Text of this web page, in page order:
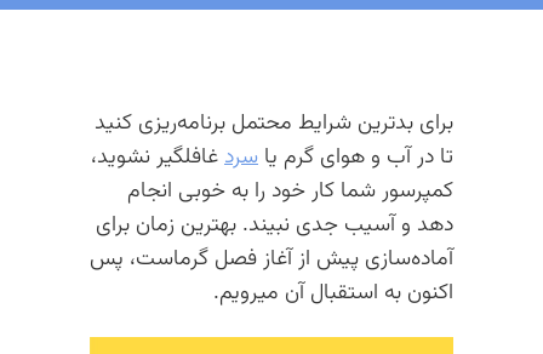
برای بدترین شرایط محتمل برنامه‌ریزی کنید
تا در آب و هوای گرم یا سردغافلگیر نشوید،
کمپرسور شما کار خود را به خوبی انجام
دهد و آسیب جدی نبیند. بهترین زمان برای
آماده‌سازی پیش از آغاز فصل گرماست، پس
اکنون به استقبال آن میرویم.